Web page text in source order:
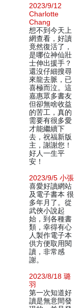
2023/9/12
Charlotte
Chang
想不到今天上
網查看，好讀
竟然復活了，
是哪位神仙壯
士伸出援手？
還沒仔細搜尋
來龍去脈，已
喜極而泣。這
嘉惠眾多書友
但卻無啥收益
的苦工，真的
需要有很多愛
才能繼續下
去，祝福新版
主，謝謝您！
好人一生平
安！
2023/9/5 小張
喜愛好讀網站
及電子書本 很
多年月了。從
武俠小說起
始，到各種書
類，幸得有心
人製作電子本
供方便取用閱
讀，非常感
謝。
2023/8/18 璐
羽
第一次知道好
讀是無意間發